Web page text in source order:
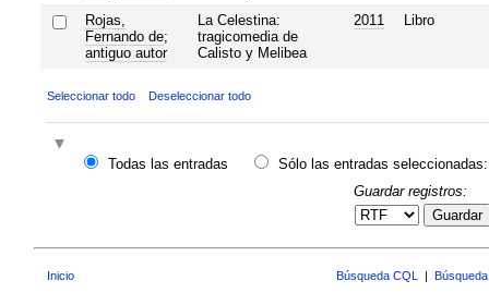
Rojas,
Fernando de;
antiguo autor
La Celestina:
tragicomedia de
Calisto y Melibea
2011 Libro
Seleccionar todo Deseleccionar todo
Todas las entradas
Sólo las entradas seleccionadas:
Guardar registros:
Guardar
Inicio Búsqueda CQL